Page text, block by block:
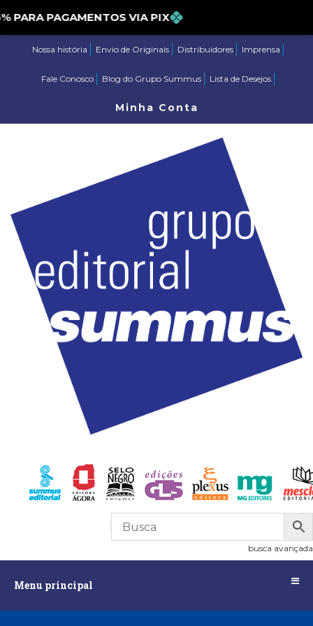
PAGAMENTOS VIA PIX
Nossa história Envio de Originais Distribuidores Imprensa
Fale Conosco Blog do Grupo Summus Lista de Desejos
Minha Conta
R$0,00
busca avançada
Menu principal
principalAssuntos